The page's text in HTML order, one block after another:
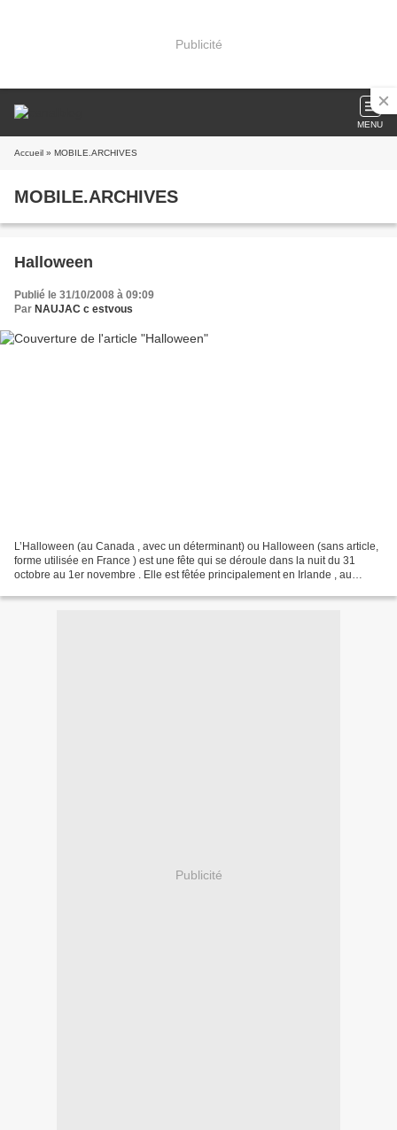
Publicité
MENU
Accueil » MOBILE.ARCHIVES
MOBILE.ARCHIVES
Halloween
Publié le 31/10/2008 à 09:09
Par NAUJAC c estvous
L’Halloween (au Canada , avec un déterminant) ou Halloween (sans article,
forme utilisée en France ) est une fête qui se déroule dans la nuit du 31
octobre au 1er novembre . Elle est fêtée principalement en Irlande , au
Publicité